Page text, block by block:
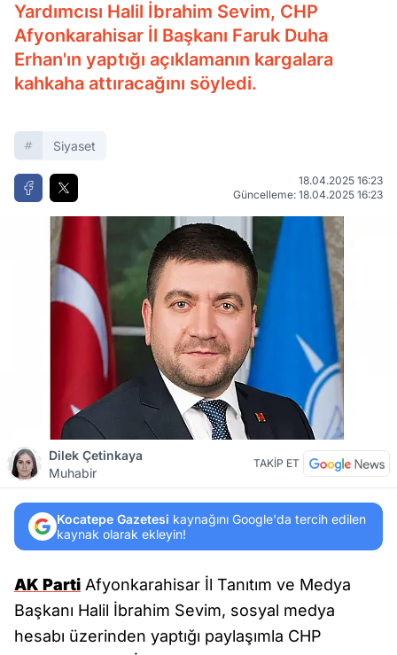
Yardımcısı Halil İbrahim Sevim, CHP
Afyonkarahisar İl Başkanı Faruk Duha
Erhan'ın yaptığı açıklamanın kargalara
kahkaha attıracağını söyledi.
Siyaset
18.04.2025 16:23
Güncelleme: 18.04.2025 16:23
Dilek Çetinkaya
Muhabir
TAKİP ET
Kocatepe Gazetesi kaynağını Google'da tercih edilen
kaynak olarak ekleyin!
AK Parti Afyonkarahisar İl Tanıtım ve Medya
Başkanı Halil İbrahim Sevim, sosyal medya
hesabı üzerinden yaptığı paylaşımla CHP